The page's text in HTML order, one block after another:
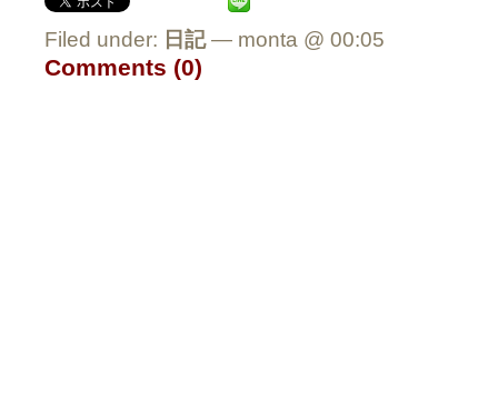
Filed under: 日記— monta @ 00:05
Comments (0)